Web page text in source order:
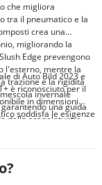
che migliora
tra il pneumatico e la
crea una
migliorando la
Edge prevengono
l'esterno, mentre la
trazione e la rigidità
invernale
una guida
della scanalatura e
la neve,
di Auto Bild 2023 e
è riconosciuto per il
in dimensioni
soddisfa le esigenze
e bassi livelli di